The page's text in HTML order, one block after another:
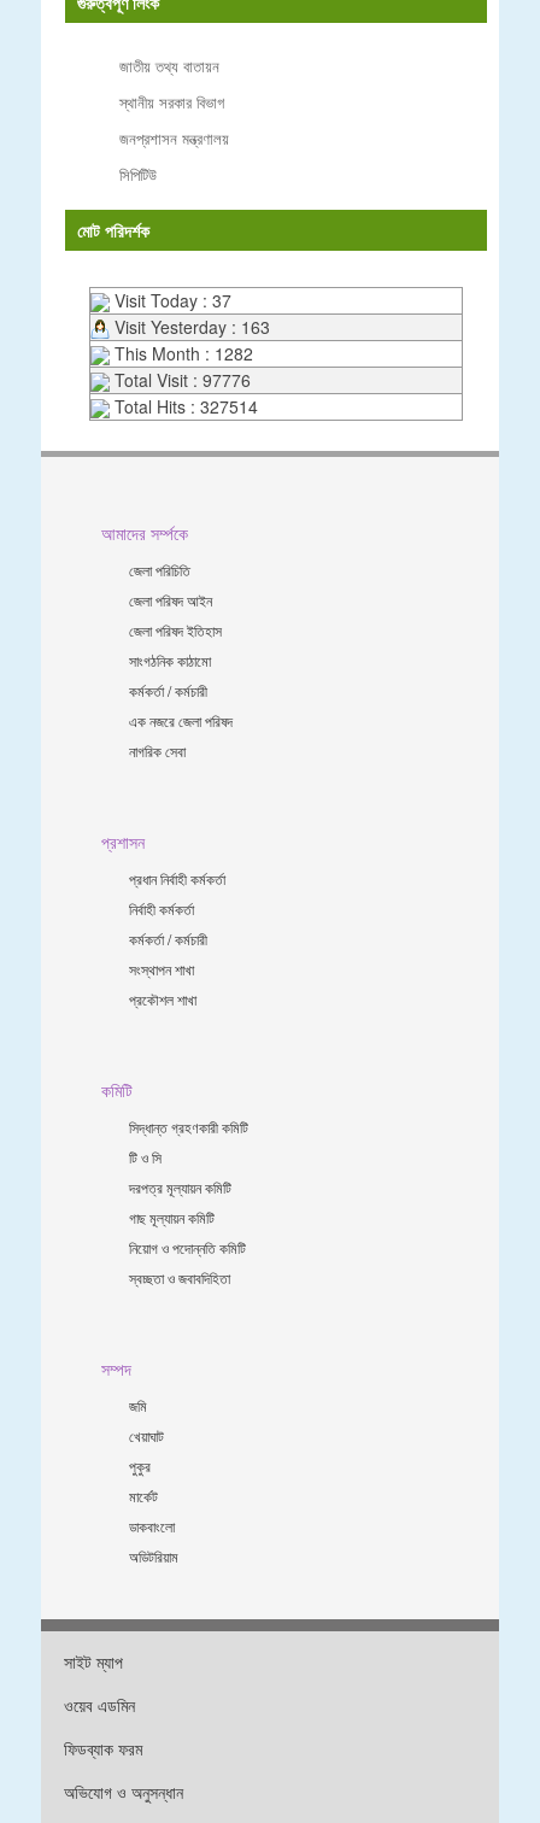
জাতীয় তথ্য বাতায়ন
স্থানীয় সরকার বিভাগ
জনপ্রশাসন মন্ত্রণালয়
সিপিটিউ
মোট পরিদর্শক
Visit Today : 37
Visit Yesterday : 163
This Month : 1282
Total Visit : 97776
Total Hits : 327514
আমাদের সর্ম্পকে
জেলা পরিচিতি
জেলা পরিষদ আইন
জেলা পরিষদ ইতিহাস
সাংগঠনিক কাঠামো
কর্মকর্তা / কর্মচারী
এক নজরে জেলা পরিষদ
নাগরিক সেবা
প্রশাসন
প্রধান নির্বাহী কর্মকর্তা
নির্বাহী কর্মকর্তা
কর্মকর্তা / কর্মচারী
সংস্থাপন শাখা
প্রকৌশল শাখা
কমিটি
সিদ্ধান্ত গ্রহণকারী কমিটি
টি ও সি
দরপত্র মূল্যায়ন কমিটি
গাছ মূল্যায়ন কমিটি
নিয়োগ ও পদোন্নতি কমিটি
স্বচ্ছতা ও জবাবদিহিতা
সম্পদ
জমি
খেয়াঘাট
পুকুর
মার্কেট
ডাকবাংলো
অডিটরিয়াম
সাইট ম্যাপ
ওয়েব এডমিন
ফিডব্যাক ফরম
অভিযোগ ও অনুসন্ধান